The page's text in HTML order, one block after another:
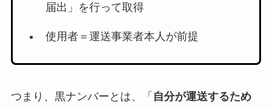
届出」を行って取得
使用者＝運送事業者本人が前提
つまり、黒ナンバーとは、「 自分が運送するため